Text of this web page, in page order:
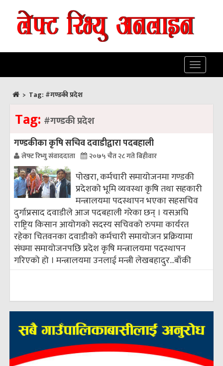
Toggle
> Tag: #गण्डकी प्रदेश
Tag: #गण्डकी प्रदेश
गण्डकीका कृषि सचिव दवाडीद्वारा पदबहाली
लेफ्ट रिभ्यु संवाददाता २०७५ चैत २८ गते बिहीवार
पोखरा, कर्मचारी समायोजनमा गण्डकी
प्रदेशको भूमि व्यवस्था कृषि तथा सहकारी
मन्त्रालयमा पदस्थापन भएका सहसचिव
दुर्गाप्रसाद दवाडीले आज पदबहाली गरेका छन् । यसअघि
राष्ट्रिय किसान आयोगको सदस्य सचिवको रुपमा कार्यरत
रहेका चितवनका दवाडीको कर्मचारी समायोजन प्रक्रियामा
संघमा समायोजनपछि प्रदेश कृषि मन्त्रालयमा पदस्थापन
गरिएको हो । मन्त्रालयमा उनलाई मन्त्री लेखबहादुर...बाँकी